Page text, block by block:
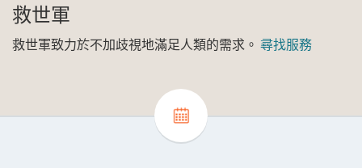
救世軍
救世軍致力於不加歧視地滿足人類的需求。 尋找服務